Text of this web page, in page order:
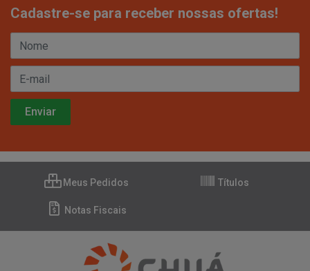
Cadastre-se para receber nossas ofertas!
Meus Pedidos Títulos
Notas Fiscais